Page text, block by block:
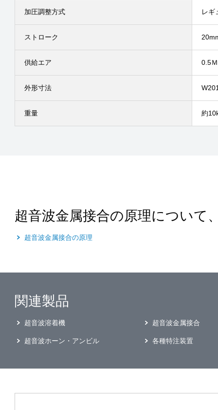
加圧調整方式 レギ
ストローク
供給エア 0.5
外形寸法
重量 約
超音波金属接合の原理について
超音波金属接合の原理
関連製品
超音波溶着機
超音波ホーン・アンビル
超音波金属接合
各種特注装置